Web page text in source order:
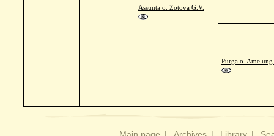
Assunta o. Zotova G.V.
Purga o.